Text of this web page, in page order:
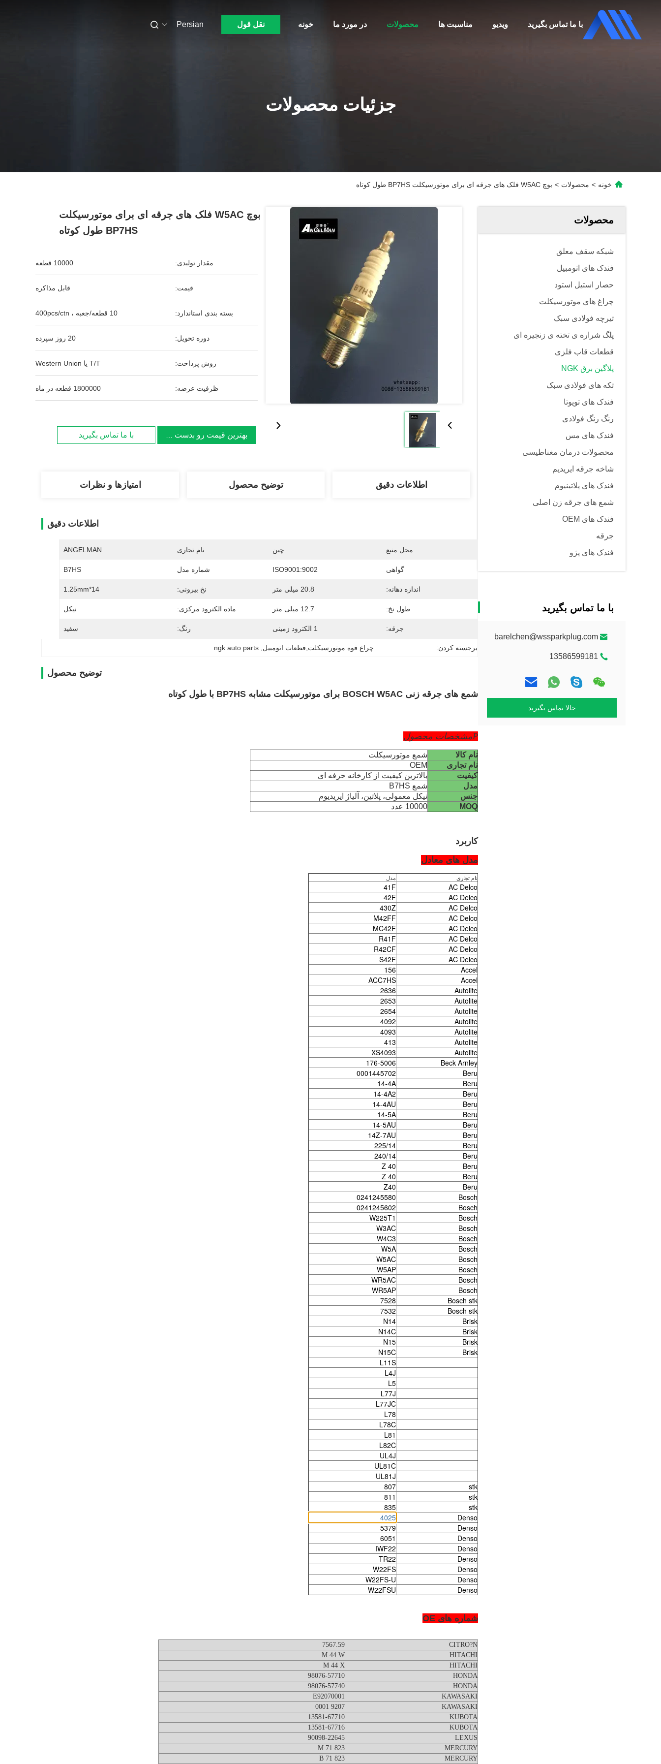
خونه در مورد ما محصولات مناسبت ها ویدیو با ما تماس بگیرید نقل قول Persian
جزئیات محصولات
خونه > محصولات > بوچ W5AC فلک های جرقه ای برای موتورسیکلت BP7HS طول کوتاه
محصولات
شبکه سقف معلق
فندک های اتومبیل
حصار استیل استود
چراغ های موتورسیکلت
تیرچه فولادی سبک
پلگ شراره ی تخته ی زنجیره ای
قطعات قاب فلزی
پلاگین برق NGK
تکه های فولادی سبک
فندک های تویوتا
رنگ رنگ فولادی
فندک های مس
محصولات درمان مغناطیسی
شاخه جرقه ایریدیم
فندک های پلاتینیوم
شمع های جرقه زن اصلی
فندک های OEM
جرقه
فندک های پژو
با ما تماس بگیرید
barelchen@wssparkplug.com
13586599181
حالا تماس بگیرید
بوچ W5AC فلک های جرقه ای برای موتورسیکلت
BP7HS طول کوتاه
مقدار تولیدی: 10000 قطعه
قیمت: قابل مذاکره
بسته بندی استاندارد: 10 قطعه/جعبه ، 400pcs/ctn
دوره تحویل: 20 روز سپرده
روش پرداخت: T/T یا Western Union
ظرفیت عرضه: 1800000 قطعه در ماه
بهترین قیمت رو بدست بیار با ما تماس بگیرید
اطلاعات دقیق توضیح محصول امتیازها و نظرات
اطلاعات دقیق
محل منبع چین نام تجاری ANGELMAN
گواهی ISO9001:9002 شماره مدل B7HS
اندازه دهانه: 20.8 میلی متر نخ بیرونی: 14*1.25mm
طول نخ: 12.7 میلی متر ماده الکترود مرکزی: نیکل
جرقه: 1 الکترود زمینی رنگ: سفید
برجسته کردن: چراغ قوه موتورسیکلت,قطعات اتومبیل ,
ngk auto parts
توضیح محصول
شمع های جرقه زنی BOSCH W5AC برای موتورسیکلت مشابه BP7HS با طول کوتاه
Pمشخصات محصول
نام کالا
شمع موتورسیکلت
نام تجاری
OEM
کیفیت
بالاترین کیفیت از کارخانه حرفه ای
مدل
شمع B7HS
جنس
نیکل معمولی، پلاتین، آلیاژ ایریدیوم
MOQ
10000 عدد
کاربرد
مدل های معادل
نام تجاری مدل
AC Delco
41F
AC Delco
42F
AC Delco
430Z
AC Delco
M42FF
AC Delco
MC42F
AC Delco
R41F
AC Delco
R42CF
AC Delco
S42F
Accel
156
Accel
ACC7HS
Autolite
2636
Autolite
2653
Autolite
2654
Autolite
4092
Autolite
4093
Autolite
413
Autolite
XS4093
Beck Arnley
176-5006
Beru
0001445702
Beru
14-4A
Beru
14-4A2
Beru
14-4AU
Beru
14-5A
Beru
14-5AU
Beru
14Z-7AU
Beru
225/14
Beru
240/14
Beru
Z 40
Beru
Z 40
Beru
Z40
Bosch
0241245580
Bosch
0241245602
Bosch
W225T1
Bosch
W3AC
Bosch
W4C3
Bosch
W5A
Bosch
W5AC
Bosch
W5AP
Bosch
WR5AC
Bosch
WR5AP
Bosch stk
7528
Bosch stk
7532
Brisk
N14
Brisk
N14C
Brisk
N15
Brisk
N15C
L11S
L4J
L5
L77J
L77JC
L78
L78C
L81
L82C
UL4J
UL81C
UL81J
stk
807
stk
811
stk
835
Denso
4025
Denso
5379
Denso
6051
Denso
IWF22
Denso
TR22
Denso
W22FS
Denso
W22FS-U
Denso
W22FSU
شماره های OE
CITRO?N
7567.59
HITACHI
M 44 W
HITACHI
M 44 X
HONDA
98076-57710
HONDA
98076-57740
KAWASAKI
E92070001
KAWASAKI
9207 0001
KUBOTA
13581-67710
KUBOTA
13581-67716
LEXUS
90098-22645
MERCURY
823 71 M
MERCURY
823 71 B